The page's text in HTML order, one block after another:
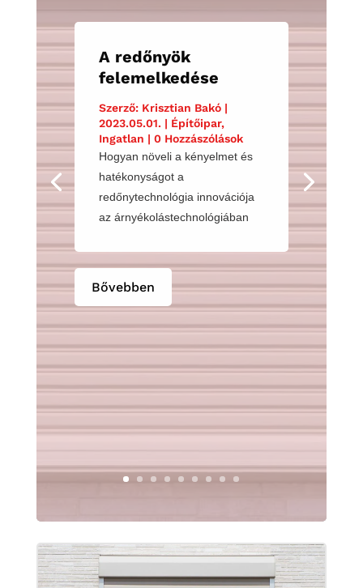
A redőnyök
felemelkedése
Szerző: Krisztian Bakó|
2023.05.01. | Építőipar,
Ingatlan | 0 Hozzászólások
Hogyan növeli a kényelmet és
hatékonyságot a
redőnytechnológia innovációja
az árnyékolástechnológiában
Bővebben